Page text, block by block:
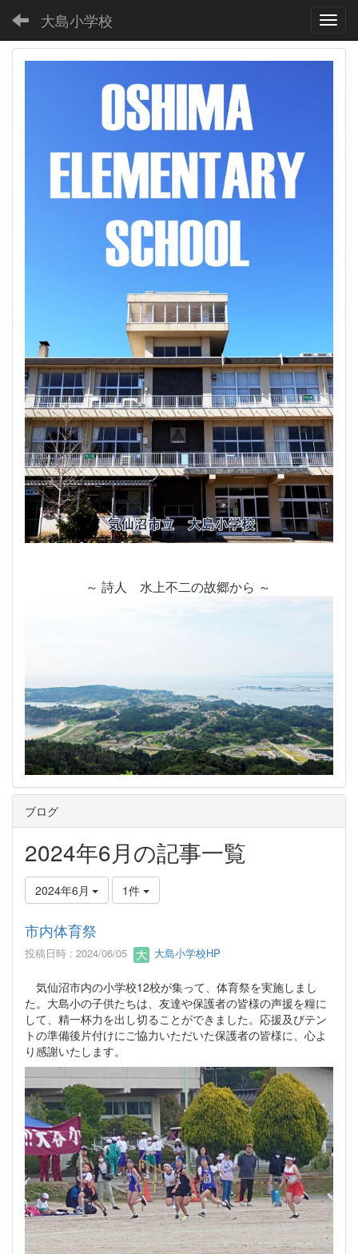
大島小学校
～ 詩人 水上不二の故郷から ～
ブログ
2024年6月の記事一覧
2024年6月 1件
市内体育祭
投稿日時 : 2024/06/05 大島小学校HP
気仙沼市内の小学校12校が集って、体育祭を実施しまし
た。大島小の子供たちは、友達や保護者の皆様の声援を糧に
して、精一杯力を出し切ることができました。応援及びテン
トの準備後片付けにご協力いただいた保護者の皆様に、心よ
り感謝いたします。